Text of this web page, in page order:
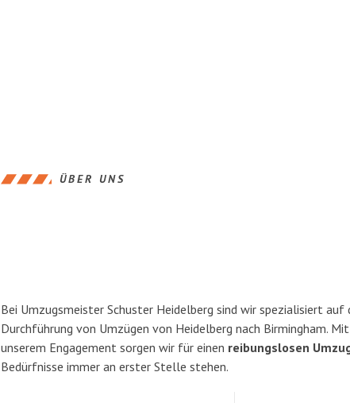
ÜBER UNS
Bei Umzugsmeister Schuster Heidelberg sind wir spezialisiert auf
Durchführung von Umzügen von Heidelberg nach Birmingham.
unserem Engagement sorgen wir für einen reibungslosen
Bedürfnisse immer an erster Stelle stehen.